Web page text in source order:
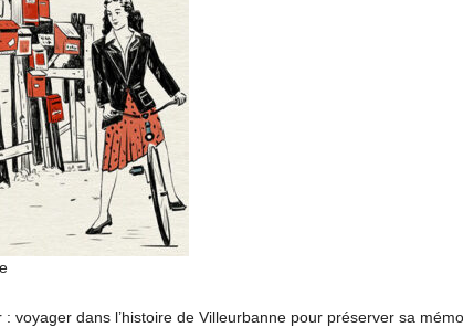
: voyager dans l’histoire de Villeurbanne pour préserver sa